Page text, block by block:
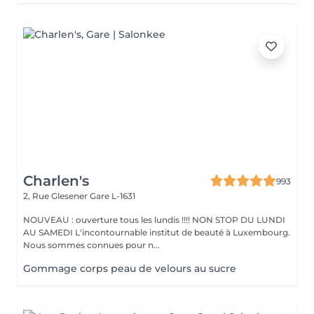
Charlen's
993
2, Rue Glesener Gare L-1631
NOUVEAU : ouverture tous les lundis !!!! NON STOP DU LUNDI
AU SAMEDI L'incontournable institut de beauté à Luxembourg.
Nous sommes connues pour n...
Gommage corps peau de velours au sucre